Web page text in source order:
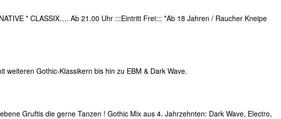
* CLASSIX…. Ab 21.00 Uhr :::Eintritt Frei::: *Ab 18 Jahren / Raucher Kneipe
Gothic-Klassikern bis hin zu EBM & Dark Wave.
Gruftis die gerne Tanzen ! Gothic Mix aus 4. Jahrzehnten: Dark Wave, Electro,